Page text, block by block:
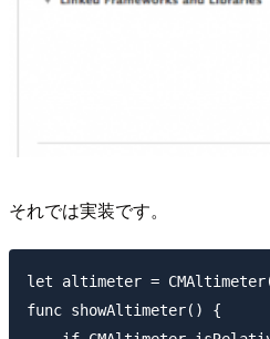
それでは実装です。
let altimeter =
func showAltimeter() {